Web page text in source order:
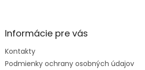
e
Informácie pre vás
Kontakty
Podmienky ochrany osobných údajov